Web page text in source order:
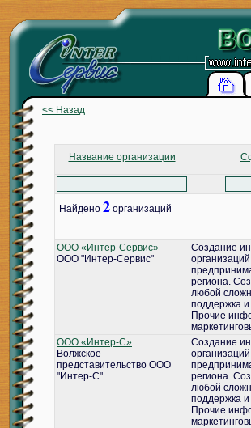
<< Назад
Название организации
Найдено 2 организаций
ООО «Интер-Сервис»
ООО "Интер-Сервис"
Создание
региона.
любой
поддержка
Прочие
ООО «Интер-С»
Волжское
представительство ООО
"Интер-С"
Создание
региона.
любой
поддержка
Прочие